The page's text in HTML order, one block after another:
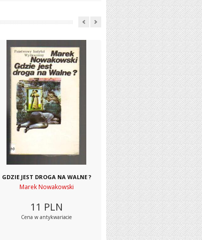
GDZIE JEST DROGA NA WALNE ?
Marek Nowakowski
11 PLN
Cena w antykwariacie